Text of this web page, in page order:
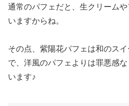
通常のパフェだと、生クリーム
いますからね。
その点、紫陽花パフェは和のス
で、洋風のパフェよりは罪悪感
います♪